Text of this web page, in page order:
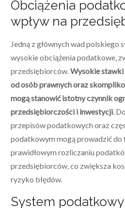
Obciążenia
wpływ na
Jedną z głównych wad polskiego
wysokie obciążenia podatkowe,
przedsiębiorców.Wysokie
od osób prawnych oraz
mogą stanowić istotny czynnik
przedsiębiorczości i inwestycji .
przepisów podatkowych oraz
podatkowym mogą prowadzić do
prawidłowym rozliczaniu
przedsiębiorców, co zwiększa
ryzyko błędów.
System podatkowy